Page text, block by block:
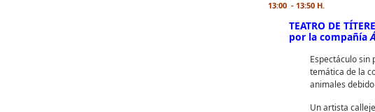
13:00 - 13:50 H.
TEATRO DE
por la compañía
Espectáculo sin
temática de la
animales
Un artista